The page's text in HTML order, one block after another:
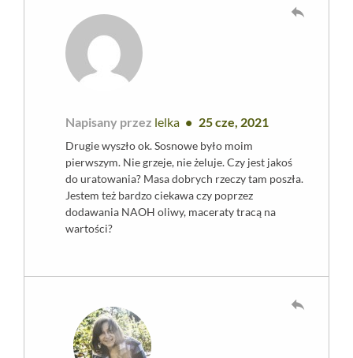
Napisany przez lelka 25 cze, 2021
Drugie wyszło ok. Sosnowe było moim
pierwszym. Nie grzeje, nie żeluje. Czy jest jakoś
do uratowania? Masa dobrych rzeczy tam poszła.
Jestem też bardzo ciekawa czy poprzez
dodawania NAOH oliwy, maceraty tracą na
wartości?
reply
reply